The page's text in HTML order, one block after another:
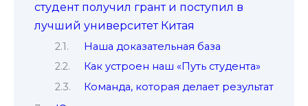
студент получил грант и поступил в
лучший университет Китая
Наша доказательная база
Как устроен наш «Путь студента»
Команда, которая делает результат